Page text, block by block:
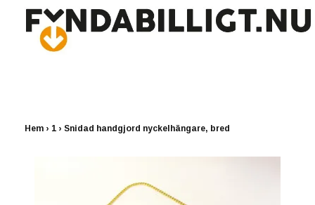
Hem › 1 › Snidad handgjord nyckelhängare, bred